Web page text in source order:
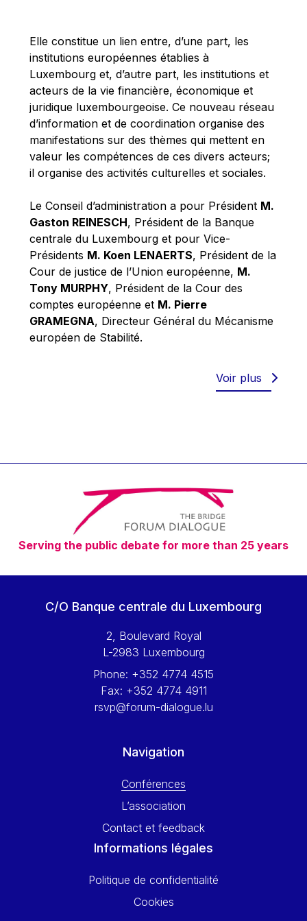
Michael Sohlman
Michel Goedert
Mireille Delmas-Marty
Nobuo Tanaka
Otmar Issing
Paolo Mengozzi
Paschal Donohoe
Pat Cox
Patrizia Nanz
Philippe Maystadt
Pierre Gramegna
Richard Pelly
Robert Goebbels
Robert REYNDERS
Timothy Radcliffe
Vaclav Klaus
Vassilios Skouris
Vítor Manuel da Silva Caldeira
Viviane Reding
Walter Hagg
Wolfgang Ketterle
Yossi Beillin
Yves FRANCHET
Elle constitue un lien entre, d’une part, les
institutions européennes établies à
Luxembourg et, d’autre part, les institutions et
acteurs de la vie financière, économique et
juridique luxembourgeoise. Ce nouveau réseau
d’information et de coordination organise des
manifestations sur des thèmes qui mettent en
valeur les compétences de ces divers acteurs;
il organise des activités culturelles et sociales.
Le Conseil d’administration a pour Président M.
Gaston REINESCH, Président de la Banque
centrale du Luxembourg et pour Vice-
Présidents M. Koen LENAERTS, Président de la
Cour de justice de l’Union européenne, M.
Tony MURPHY, Président de la Cour des
comptes européenne et M. Pierre
GRAMEGNA, Directeur Général du Mécanisme
européen de Stabilité.
Voir plus
Serving the public debate for more than 25 years
C/O Banque centrale du Luxembourg
2, Boulevard Royal
L-2983 Luxembourg
Phone: +352 4774 4515
Fax: +352 4774 4911
rsvp@forum-dialogue.lu
Navigation
Conférences
L’association
Contact et feedback
Informations légales
Politique de confidentialité
Cookies